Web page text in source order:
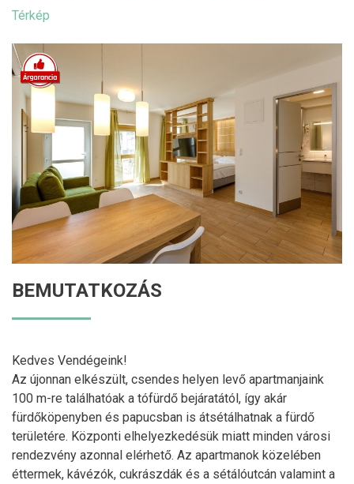
Térkép
BEMUTATKOZÁS
Kedves Vendégeink!
Az újonnan elkészült, csendes helyen levő apartmanjaink
100 m-re találhatóak a tófürdő bejáratától, így akár
fürdőköpenyben és papucsban is átsétálhatnak a fürdő
területére. Központi elhelyezkedésük miatt minden városi
rendezvény azonnal elérhető. Az apartmanok közelében
éttermek, kávézók, cukrászdák és a sétálóutcán valamint a